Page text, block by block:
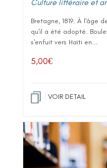
Culture littéraire et
Bretagne, 1819. À l'âge
qu'il a été adopté.
s'enfuit vers Haïti en...
5,00€
VOIR DETAIL